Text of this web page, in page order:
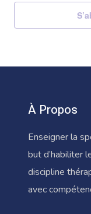
À Propos
Enseigner la
but d’habiliter
discipline
avec